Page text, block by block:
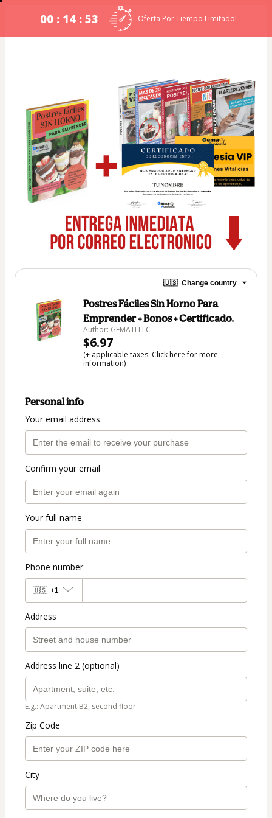
00 : 14 : 52 Oferta Por Tiempo Limitado!
🇺🇸 Change country
Postres Fáciles Sin Horno Para
Emprender + Bonos + Certificado.
Author: GEMATI LLC
$6.97
(+ applicable taxes. Click herefor more
information)
Personal info
Your email address
Confirm your email
Your full name
Phone number
🇺🇸 +1
Address
Address line 2 (optional)
E.g.: Apartment B2, second floor.
Zip Code
City